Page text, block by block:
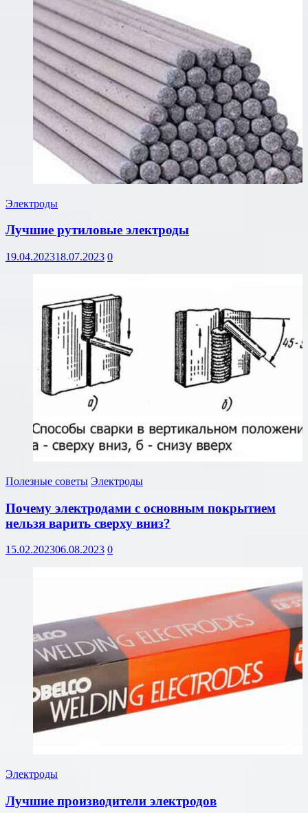
Электроды
Лучшие рутиловые электроды
19.04.202318.07.2023 0
Полезные советы Электроды
Почему электродами с основным покрытием
нельзя варить сверху вниз?
15.02.202306.08.2023 0
Электроды
Лучшие производители электродов